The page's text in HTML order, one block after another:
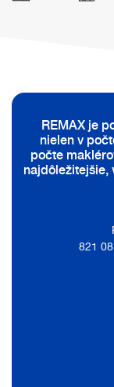
REMAX je
nielen v
počte
najdôležitejšie,
821